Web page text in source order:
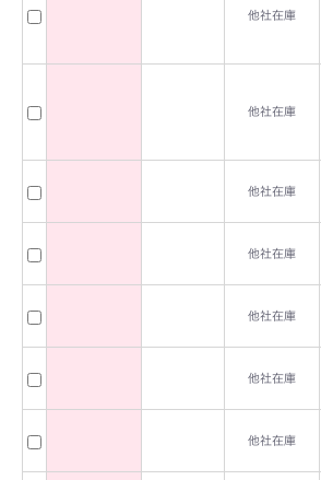
他社在庫
他社在庫
他社在庫
他社在庫
他社在庫
他社在庫
他社在庫